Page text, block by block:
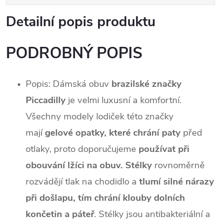
Detailní popis produktu
PODROBNÝ POPIS
Popis: Dámská obuv brazilské značky
Piccadilly je velmi luxusní a komfortní.
Všechny modely lodiček této značky
majígelové opatky, které chrání paty před
otlaky, proto doporučujeme používat při
obouvání lžíci na obuv. Stélky rovnoměrně
rozvádějí tlak na chodidlo a tlumí silné nárazy
při došlapu, tím chrání klouby dolních
končetin a páteř. Stélky jsou antibakteriální a